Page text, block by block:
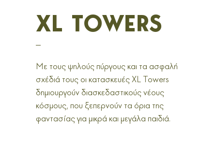
XL TOWERS
Με τους ψηλούς πύργους και τα ασφαλή
σχέδιά τους οι κατασκευές XL Towers
δημιουργούν διασκεδαστικούς νέους
κόσμους, που ξεπερνούν τα όρια της
φαντασίας για μικρά και μεγάλα παιδιά.